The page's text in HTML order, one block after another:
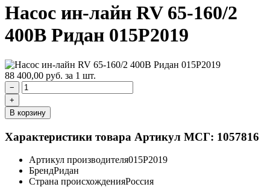
Насос ин-лайн RV 65-160/2
400В Ридан 015P2019
88 400,00 руб. за 1 шт.
−
+
В корзину
Характеристики товара Артикул МСГ: 1057816
Артикул производителя015P2019
БрендРидан
Страна происхожденияРоссия